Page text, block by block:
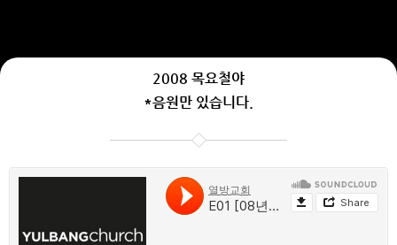
2008 목요철야
*음원만 있습니다.